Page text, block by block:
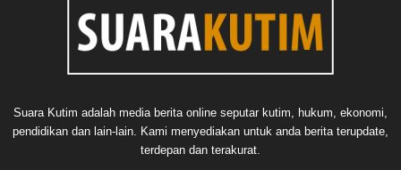
Suara Kutim adalah media berita online seputar kutim, hukum, ekonomi,
pendidikan dan lain-lain. Kami menyediakan untuk anda berita terupdate,
terdepan dan terakurat.